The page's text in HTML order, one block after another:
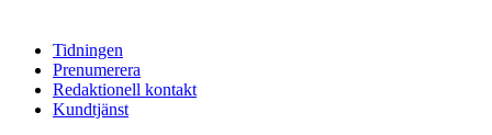
Tidningen
Prenumerera
Redaktionell kontakt
Kundtjänst